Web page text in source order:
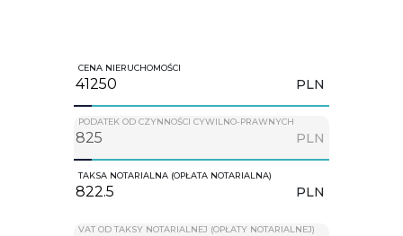
CENA NIERUCHOMOŚCI
PLN
PODATEK OD CZYNNOŚCI CYWILNO-PRAWNYCH
PLN
TAKSA NOTARIALNA (OPŁATA NOTARIALNA)
PLN
VAT OD TAKSY NOTARIALNEJ (OPŁATY NOTARIALNEJ)